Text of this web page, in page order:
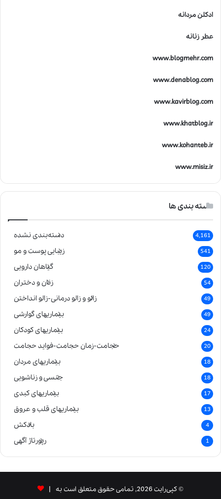
ادکلن مردانه
عطر زنانه
www.blogmehr.com
www.denablog.com
www.kavirblog.com
www.khatblog.ir
www.kohanteb.ir
www.misiz.ir
دسته بندی ها
دسته‌بندی نشده 4,161
زیبایی پوست و مو 541
گیاهان دارویی 120
زنان و دختران 54
زالو و زالو درمانی-زالو انداختن 49
بیماریهای گوارشی 49
بیماریهای کودکان 24
حجامت-زمان حجامت-فواید حجامت 20
بیماریهای مردان 18
جنسی و زناشویی 18
بیماریهای کبدی 17
بیماریهای قلب و عروق 13
بادکش 4
رپورتاژ آگهی 1
© کپی‌رایت 2026, تمامی حقوق متعلق است به |